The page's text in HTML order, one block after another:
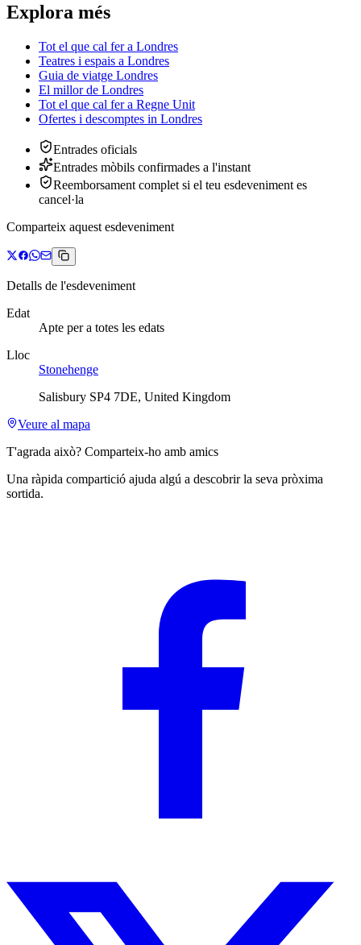
Explora més
Tot el que cal fer a Londres
Teatres i espais a Londres
Guia de viatge Londres
El millor de Londres
Tot el que cal fer a Regne Unit
Ofertes i descomptes in Londres
Entrades oficials
Entrades mòbils confirmades a l'instant
Reemborsament complet si el teu esdeveniment es
cancel·la
Comparteix aquest esdeveniment
Detalls de l'esdeveniment
Edat
Apte per a totes les edats
Lloc
Stonehenge
Salisbury SP4 7DE, United Kingdom
Veure al mapa
T'agrada això? Comparteix-ho amb amics
Una ràpida compartició ajuda algú a descobrir la seva pròxima
sortida.